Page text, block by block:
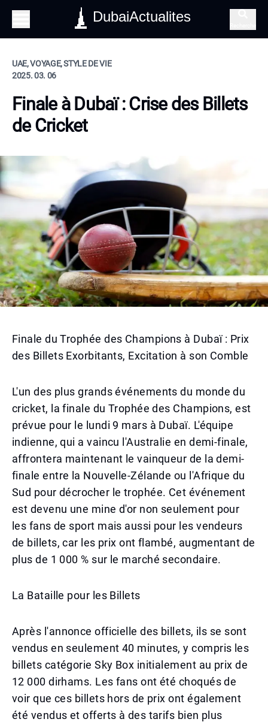
DubaiActualites
UAE, VOYAGE, STYLE DE VIE
2025. 03. 06
Finale à Dubaï : Crise des Billets
de Cricket
Finale du Trophée des Champions à Dubaï : Prix
des Billets Exorbitants, Excitation à son Comble
L'un des plus grands événements du monde du
cricket, la finale du Trophée des Champions, est
prévue pour le lundi 9 mars à Dubaï. L'équipe
indienne, qui a vaincu l'Australie en demi-finale,
affrontera maintenant le vainqueur de la demi-
finale entre la Nouvelle-Zélande ou l'Afrique du
Sud pour décrocher le trophée. Cet événement
est devenu une mine d'or non seulement pour
les fans de sport mais aussi pour les vendeurs
de billets, car les prix ont flambé, augmentant de
plus de 1 000 % sur le marché secondaire.
La Bataille pour les Billets
Après l'annonce officielle des billets, ils se sont
vendus en seulement 40 minutes, y compris les
billets catégorie Sky Box initialement au prix de
12 000 dirhams. Les fans ont été choqués de
voir que ces billets hors de prix ont également
été vendus et offerts à des tarifs bien plus